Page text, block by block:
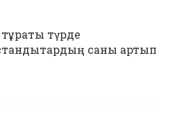
түрде
саны артып